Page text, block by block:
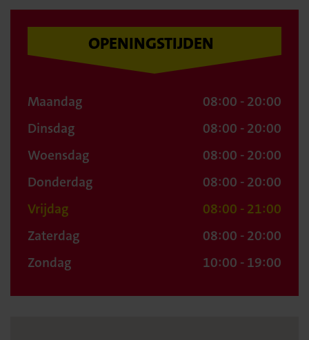
OPENINGSTIJDEN
Maandag
08:00 - 20:00
Dinsdag
08:00 - 20:00
Woensdag
08:00 - 20:00
Donderdag
08:00 - 20:00
Vrijdag
08:00 - 21:00
Zaterdag
08:00 - 20:00
Zondag
10:00 - 19:00